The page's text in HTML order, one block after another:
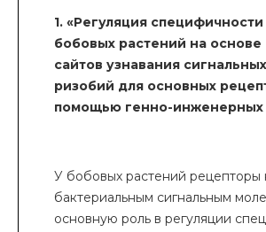
1. «Регуляция
бобовых растений на
сайтов узнавания
ризобий для основных
помощью генно-инженерных
У бобовых растений рецепторы
бактериальным сигнальным
основную роль в регуляции